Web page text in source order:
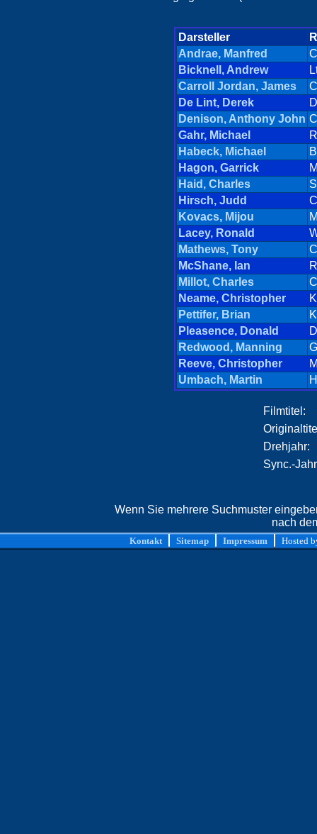
Darsteller
Andrae, Manfred
Bicknell, Andrew
Carroll Jordan, James
De Lint, Derek
Denison, Anthony John
Gahr, Michael
Habeck, Michael
Hagon, Garrick
Haid, Charles
Hirsch, Judd
Kovacs, Mijou
Lacey, Ronald
Mathews, Tony
McShane, Ian
Millot, Charles
Neame, Christopher
Pettifer, Brian
Pleasence, Donald
Redwood, Manning
Reeve, Christopher
Umbach, Martin
Filmtitel:
Drehjahr:
Sync.-
Wenn Sie mehrere Suchmuster
nach
Kontakt Sitemap Impressum Hosted